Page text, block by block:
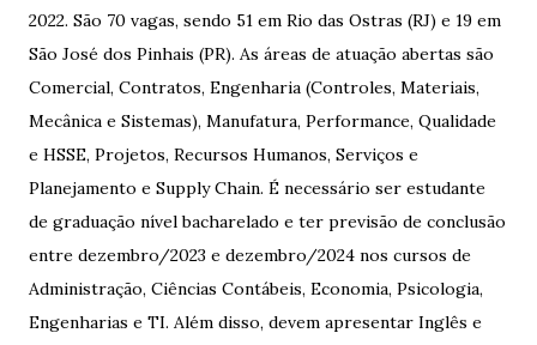
2022. São 70 vagas, sendo 51 em Rio das Ostras (RJ) e 19 em
São José dos Pinhais (PR). As áreas de atuação abertas são
Comercial, Contratos, Engenharia (Controles, Materiais,
Mecânica e Sistemas), Manufatura, Performance, Qualidade
e HSSE, Projetos, Recursos Humanos, Serviços e
Planejamento e Supply Chain. É necessário ser estudante
de graduação nível bacharelado e ter previsão de conclusão
entre dezembro/2023 e dezembro/2024 nos cursos de
Administração, Ciências Contábeis, Economia, Psicologia,
Engenharias e TI. Além disso, devem apresentar Inglês e